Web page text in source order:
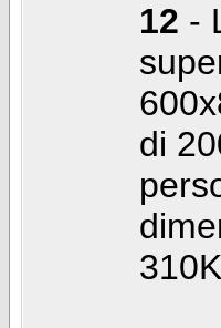
12 -
di